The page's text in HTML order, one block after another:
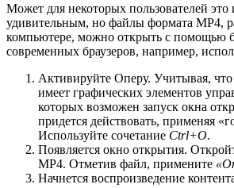
Может для некоторых пользователей это
удивительным, но файлы формата MP4,
компьютере, можно открыть с помощью
современных браузеров, например,
Активируйте Оперу. Учитывая,
имеет графических элементов
которых возможен запуск окна
придется действовать, применяя
Используйте сочетание Ctrl+O.
Появляется окно открытия.
MP4. Отметив файл, примените
Начнется воспроизведение